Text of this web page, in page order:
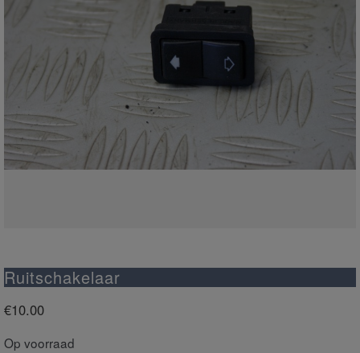
Ruitschakelaar
€10.00
Op voorraad